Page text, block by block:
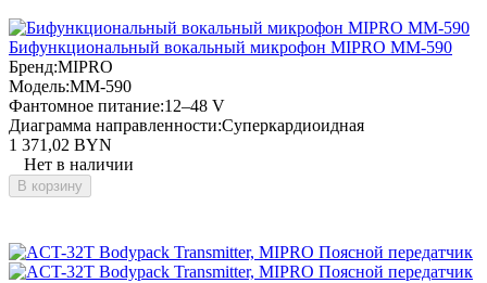
Бифункциональный вокальный микрофон MIPRO MM-590
Бренд:MIPRO
Модель:MM-590
Фантомное питание:12–48 V
Диаграмма направленности:Суперкардиоидная
1 371,02 BYN
Нет в наличии
В корзину